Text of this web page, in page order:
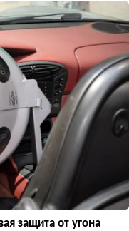
защита от угона